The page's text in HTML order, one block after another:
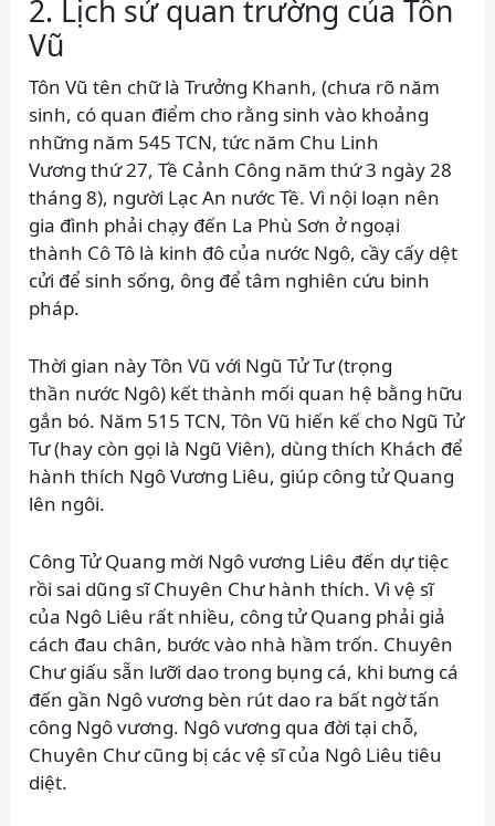
2. Lịch sử quan trường của Tôn
Vũ
Tôn Vũ tên chữ là Trưởng Khanh, (chưa rõ năm
sinh, có quan điểm cho rằng sinh vào khoảng
những năm 545 TCN, tức năm Chu Linh
Vương thứ 27, Tề Cảnh Công năm thứ 3 ngày 28
tháng 8), người Lạc An nước Tề. Vì nội loạn nên
gia đình phải chạy đến La Phù Sơn ở ngoại
thành Cô Tô là kinh đô của nước Ngô, cầy cấy dệt
cửi để sinh sống, ông để tâm nghiên cứu binh
pháp.
Thời gian này Tôn Vũ với Ngũ Tử Tư (trọng
thần nước Ngô) kết thành mối quan hệ bằng hữu
gắn bó. Năm 515 TCN, Tôn Vũ hiến kế cho Ngũ Tử
Tư (hay còn gọi là Ngũ Viên), dùng thích Khách để
hành thích Ngô Vương Liêu, giúp công tử Quang
lên ngôi.
Công Tử Quang mời Ngô vương Liêu đến dự tiệc
rồi sai dũng sĩ Chuyên Chư hành thích. Vì vệ sĩ
của Ngô Liêu rất nhiều, công tử Quang phải giả
cách đau chân, bước vào nhà hầm trốn. Chuyên
Chư giấu sẵn lưỡi dao trong bụng cá, khi bưng cá
đến gần Ngô vương bèn rút dao ra bất ngờ tấn
công Ngô vương. Ngô vương qua đời tại chỗ,
Chuyên Chư cũng bị các vệ sĩ của Ngô Liêu tiêu
diệt.